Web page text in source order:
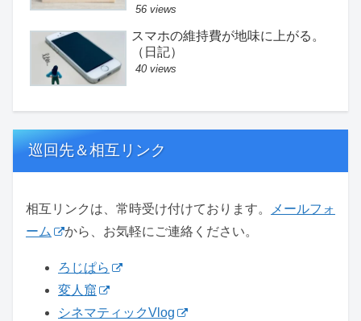
56 views
スマホの維持費が地味に上がる。
（日記）
40 views
巡回先＆相互リンク
相互リンクは、常時受け付けております。
メールフォ
ーム
から、お気軽にご連絡ください。
ろじぱら
変人窟
シネマティックVlog